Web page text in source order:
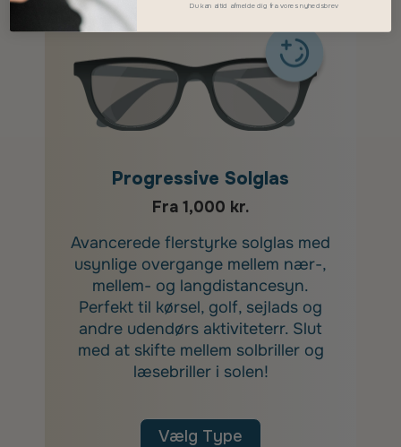
Progressive Solglas
Fra 1,000 kr.
Avancerede flerstyrke solglas med
usynlige overgange mellem nær-,
mellem- og langdistancesyn.
Perfekt til kørsel, golf, sejlads og
andre udendørs aktiviteterr. Slut
med at skifte mellem solbriller og
læsebriller i solen!
Vælg Type
Du kan altid afmelde dig fra vores nyhedsbrev